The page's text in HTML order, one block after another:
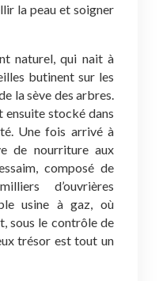
la peau et soigner
naturel, qui nait à
butinent sur les
la sève des arbres.
ensuite stocké dans
Une fois arrivé à
de nourriture aux
composé de
d’ouvrières
usine à gaz, où
sous le contrôle de
trésor est tout un